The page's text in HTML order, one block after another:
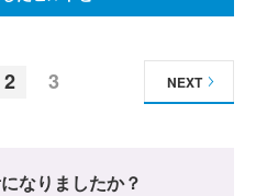
2 3 NEXT
なりましたか？